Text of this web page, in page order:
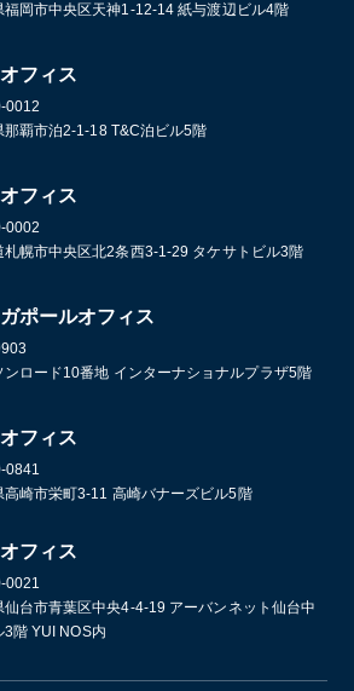
福岡市中央区天神1-12-14 紙与渡辺ビル4階
フィス
0012
那覇市泊2-1-18 T&C泊ビル5階
フィス
0002
札幌市中央区北2条西3-1-29 タケサトビル3階
ポールオフィス
ンロード10番地 インターナショナルプラザ5階
フィス
0841
高崎市栄町3-11 高崎バナーズビル5階
フィス
0021
仙台市青葉区中央4-4-19 アーバンネット仙台中
3階 YUI NOS内